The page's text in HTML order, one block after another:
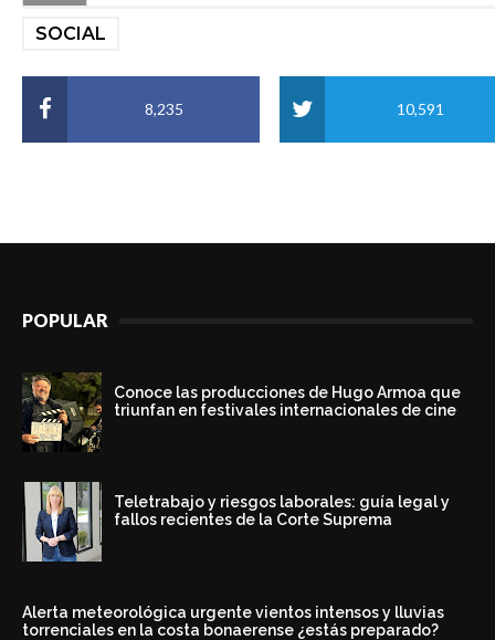
SOCIAL
8,235 10,591
POPULAR
Conoce las producciones de Hugo Armoa que
triunfan en festivales internacionales de cine
Teletrabajo y riesgos laborales: guía legal y
fallos recientes de la Corte Suprema
Alerta meteorológica urgente vientos intensos y lluvias
torrenciales en la costa bonaerense ¿estás preparado?